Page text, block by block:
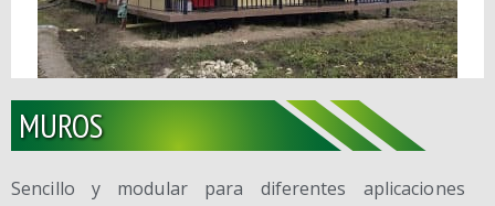
MUROS
Sencillo y modular para diferentes aplicaciones